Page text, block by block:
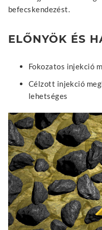
befecskendezést.
ELŐNYÖK ÉS
Fokozatos injekció
Célzott injekció
lehetséges